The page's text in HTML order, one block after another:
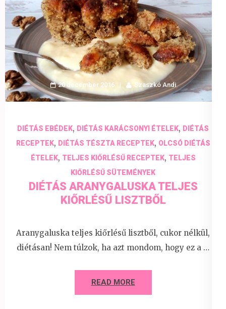
20 december 2016 Szaszkó Andi
DIÉTÁS EBÉDEK, DIÉTÁS KARÁCSONYI ÉTELEK, DIÉTÁS
RECEPTEK, DIÉTÁS TÉSZTA RECEPTEK, OLCSÓ DIÉTÁS
ÉTELEK, TELJES KIŐRLÉSŰ RECEPTEK, TELJES
KIŐRLÉSŰ SÜTEMÉNYEK
DIÉTÁS ARANYGALUSKA TELJES
KIŐRLÉSŰ LISZTBŐL
Aranygaluska teljes kiőrlésű lisztből, cukor nélkül,
diétásan! Nem túlzok, ha azt mondom, hogy ez a …
READ MORE